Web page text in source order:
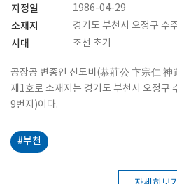
지정일 1986-04-29
소재지 경기도 부천시 오정구
시대 조선 초기
공장공 변종인 신도비(恭莊公 卞宗仁 神
제1호로 소재지는 경기도 부천시 오정구
9번지)이다.
#부천